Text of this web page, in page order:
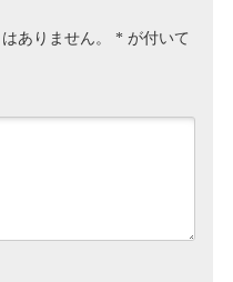
ありません。 * が付いて